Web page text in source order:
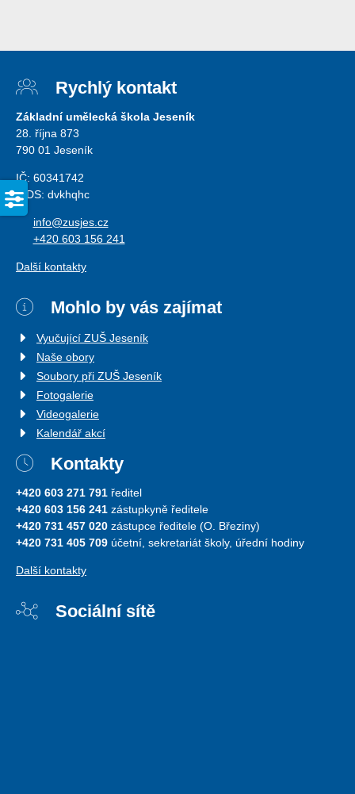
Rychlý kontakt
Základní umělecká škola Jeseník
28. října 873
790 01 Jeseník
IČ: 60341742
ISDS: dvkhqhc
info@zusjes.cz
+420 603 156 241
Další kontakty
Mohlo by vás zajímat
Vyučující ZUŠ Jeseník
Naše obory
Soubory při ZUŠ Jeseník
Fotogalerie
Videogalerie
Kalendář akcí
Kontakty
+420 603 271 791 ředitel
+420 603 156 241 zástupkyně ředitele
+420 731 457 020 zástupce ředitele (O. Březiny)
+420 731 405 709 účetní, sekretariát školy, úřední hodiny
Další kontakty
Sociální sítě